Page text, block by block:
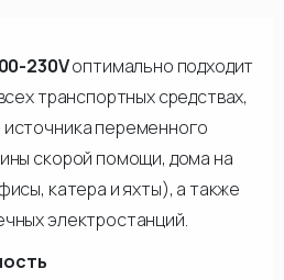
230Vоптимально подходит
транспортных средствах,
переменного
скорой помощи, дома на
катера и яхты), а также
электростанций.